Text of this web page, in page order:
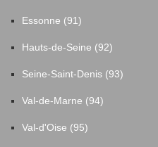
Essonne (91)
Hauts-de-Seine (92)
Seine-Saint-Denis (93)
Val-de-Marne (94)
Val-d'Oise (95)